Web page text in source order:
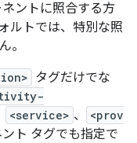
ントに照合する方
ルトでは、特別な照
。
タグだけでな
<service> 、
<prov
ト タグでも指定で